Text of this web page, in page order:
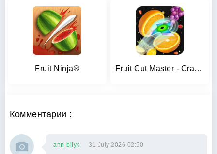
Fruit Ninja® Fruit Cut Master - Crazy Slash
Комментарии :
ann-bilyk 31 July 2026 02:50